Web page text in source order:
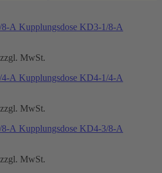
Kupplungsdose KD3-1/8-A
zzgl. MwSt.
Kupplungsdose KD4-1/4-A
zzgl. MwSt.
Kupplungsdose KD4-3/8-A
zzgl. MwSt.